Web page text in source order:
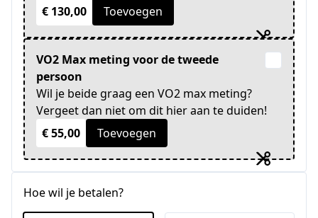
€ 130,00
Toevoegen
VO2 Max meting voor de tweede
persoon
Wil je beide graag een VO2 max meting?
Vergeet dan niet om dit hier aan te duiden!
€ 55,00
Toevoegen
Hoe wil je betalen?